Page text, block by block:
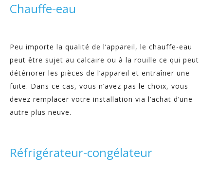
Chauffe-eau
Peu importe la qualité de l’appareil, le chauffe-eau
peut être sujet au calcaire ou à la rouille ce qui peut
détériorer les pièces de l’appareil et entraîner une
fuite. Dans ce cas, vous n’avez pas le choix, vous
devez remplacer votre installation via l’achat d’une
autre plus neuve.
Réfrigérateur-congélateur